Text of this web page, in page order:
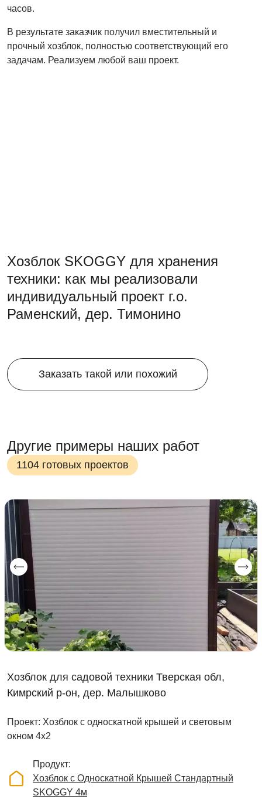
часов.
В результате заказчик получил вместительный и
прочный хозблок, полностью соответствующий его
задачам. Реализуем любой ваш проект.
Хозблок SKOGGY для хранения
техники: как мы реализовали
индивидуальный проект г.о.
Раменский, дер. Тимонино
Заказать такой или похожий
Другие примеры наших работ
1104 готовых проектов
Хозблок для садовой техники Тверская обл,
Кимрский р-он, дер. Малышково
Проект: Хозблок с односкатной крышей и световым
окном 4х2
Продукт
Хозблок с Односкатной Крышей Стандартный
SKOGGY 4м